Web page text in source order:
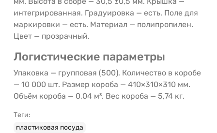
интегрированная. Градуировка — есть. Поле для
маркировки — есть. Материал — полипропилен.
Цвет — прозрачный.
Логистические параметры
Упаковка — групповая (500). Количество в коробе
— 10 000 шт. Размер короба — 410×310×310 мм.
Объём короба — 0,04 м³. Вес короба — 5,74 кг.
Теги:
пластиковая посуда